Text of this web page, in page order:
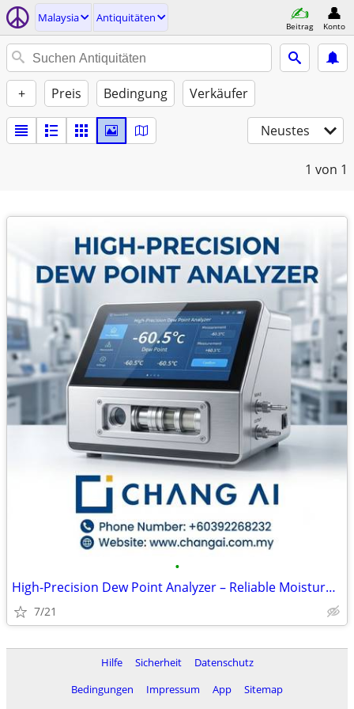
Malaysia Antiquitäten
Beitrag Konto
+ Preis Bedingung Verkäufer
Neustes
1 von 1
•
High-Precision Dew Point Analyzer – Reliable Moisture Measurement
7/21
Hilfe Sicherheit
Datenschutz
Bedingungen
Impressum App
Sitemap